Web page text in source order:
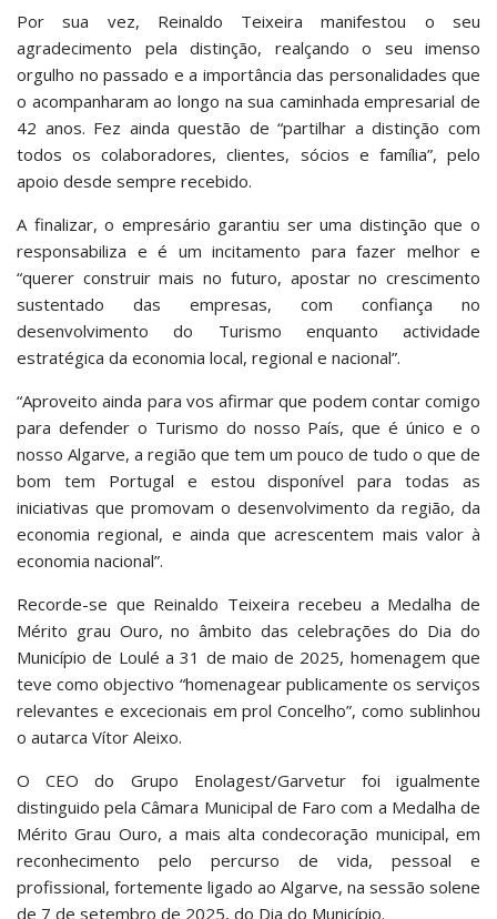
Por sua vez, Reinaldo Teixeira manifestou o seu
agradecimento pela distinção, realçando o seu imenso
orgulho no passado e a importância das personalidades que
o acompanharam ao longo na sua caminhada empresarial de
42 anos. Fez ainda questão de “partilhar a distinção com
todos os colaboradores, clientes, sócios e família”, pelo
apoio desde sempre recebido.
A finalizar, o empresário garantiu ser uma distinção que o
responsabiliza e é um incitamento para fazer melhor e
“querer construir mais no futuro, apostar no crescimento
sustentado das empresas, com confiança no
desenvolvimento do Turismo enquanto actividade
estratégica da economia local, regional e nacional”.
“Aproveito ainda para vos afirmar que podem contar comigo
para defender o Turismo do nosso País, que é único e o
nosso Algarve, a região que tem um pouco de tudo o que de
bom tem Portugal e estou disponível para todas as
iniciativas que promovam o desenvolvimento da região, da
economia regional, e ainda que acrescentem mais valor à
economia nacional”.
Recorde-se que Reinaldo Teixeira recebeu a Medalha de
Mérito grau Ouro, no âmbito das celebrações do Dia do
Município de Loulé a 31 de maio de 2025, homenagem que
teve como objectivo “homenagear publicamente os serviços
relevantes e excecionais em prol Concelho”, como sublinhou
o autarca Vítor Aleixo.
O CEO do Grupo Enolagest/Garvetur foi igualmente
distinguido pela Câmara Municipal de Faro com a Medalha de
Mérito Grau Ouro, a mais alta condecoração municipal, em
reconhecimento pelo percurso de vida, pessoal e
profissional, fortemente ligado ao Algarve, na sessão solene
de 7 de setembro de 2025, do Dia do Município.